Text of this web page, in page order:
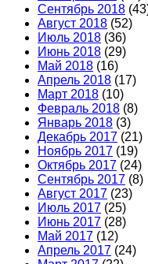
Сентябрь 2018
Август 2018 (52)
Июль 2018 (36)
Июнь 2018 (29)
Май 2018 (16)
Апрель 2018 (17)
Март 2018 (10)
Февраль 2018 (8)
Январь 2018 (3)
Декабрь 2017 (21)
Ноябрь 2017 (19)
Октябрь 2017 (24)
Сентябрь 2017 (8)
Август 2017 (23)
Июль 2017 (25)
Июнь 2017 (28)
Май 2017 (12)
Апрель 2017 (24)